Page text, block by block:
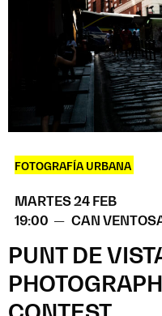
FOTOGRAFÍA URBANA
MARTES 24 FEB
19:00 — CAN
PUNT DE